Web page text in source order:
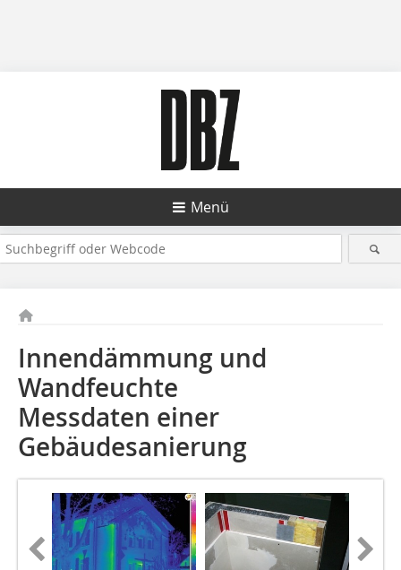
Menü
Innendämmung und
Wandfeuchte
Messdaten einer
Gebäudesanierung